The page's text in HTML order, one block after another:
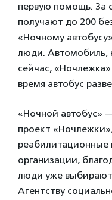
первую помощь. За
получают до 200
«Ночному
люди. Автомобиль,
сейчас, «Ночлежка»
время автобус
«Ночной автобус»
проект
организации,
люди уже
Агентству